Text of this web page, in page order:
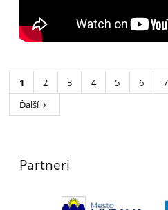
1 2 3 4 5 6 7
Ďalší
Partneri